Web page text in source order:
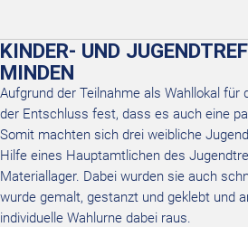
KINDER- UND
MINDEN
Aufgrund der Teilnahme als Wahllokal für
der Entschluss fest, dass es auch eine
Somit machten sich drei weibliche
Hilfe eines Hauptamtlichen des
Materiallager. Dabei wurden sie auch
wurde gemalt, gestanzt und geklebt und
individuelle Wahlurne dabei raus.